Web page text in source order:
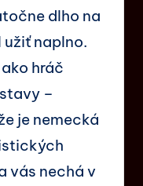
dlho na
naplno.
hráč
–
je nemecká
vás nechá v